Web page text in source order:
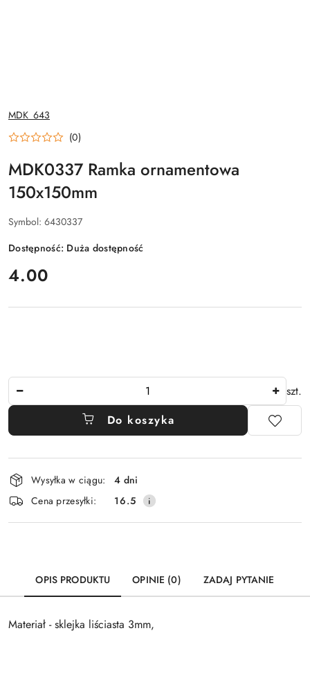
NAZWA
PRODUCENTA:
MDK_643
(0)
MDK0337 Ramka ornamentowa
150x150mm
Symbol: 6430337
Dostępność: Duża dostępność
cena:
4.00
szt.
Do koszyka
Dostępność
i
dostawa
Wysyłka w ciągu:
4 dni
Cena przesyłki:
16.5
OPIS PRODUKTU OPINIE (0) ZADAJ PYTANIE
Materiał - sklejka liściasta 3mm,